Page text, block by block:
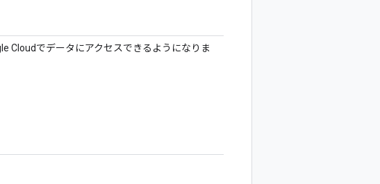
Cloudでデータにアクセスできるようになりま